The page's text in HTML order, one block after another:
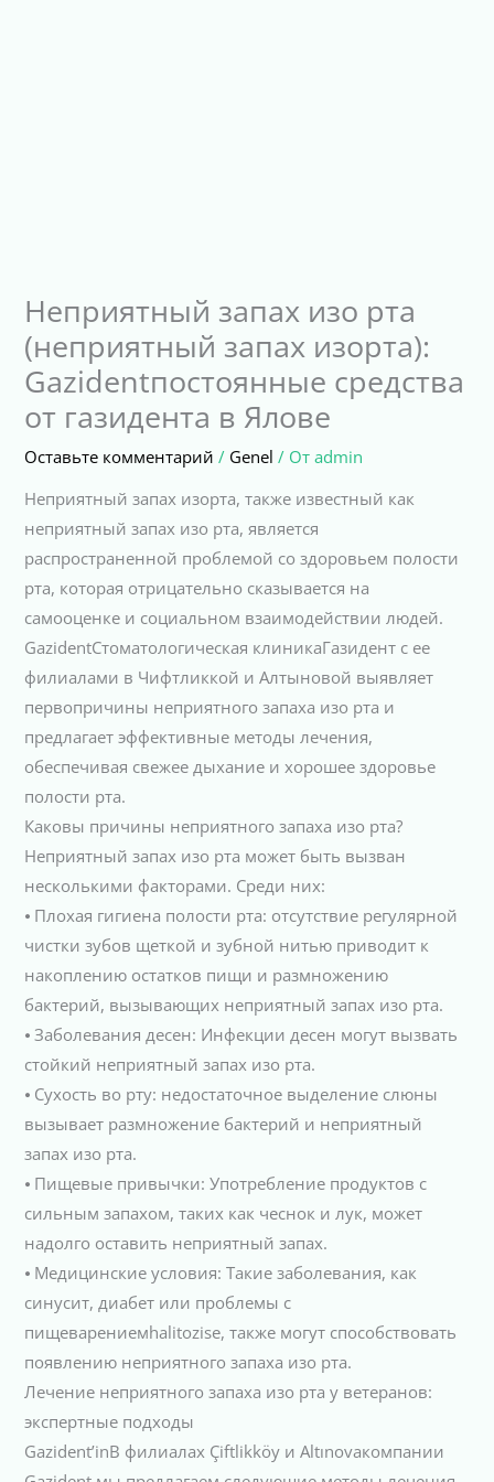
Неприятный запах изо рта
(неприятный запах изорта):
Gazidentпостоянные средства
от газидента в Ялове
Оставьте комментарий / Genel / Отadmin
Неприятный запах изорта, также известный как
неприятный запах изо рта, является
распространенной проблемой со здоровьем полости
рта, которая отрицательно сказывается на
самооценке и социальном взаимодействии людей.
GazidentСтоматологическая клиникаГазидент с ее
филиалами в Чифтликкой и Алтыновой выявляет
первопричины неприятного запаха изо рта и
предлагает эффективные методы лечения,
обеспечивая свежее дыхание и хорошее здоровье
полости рта.
Каковы причины неприятного запаха изо рта?
Неприятный запах изо рта может быть вызван
несколькими факторами. Среди них:
⦁ Плохая гигиена полости рта: отсутствие регулярной
чистки зубов щеткой и зубной нитью приводит к
накоплению остатков пищи и размножению
бактерий, вызывающих неприятный запах изо рта.
⦁ Заболевания десен: Инфекции десен могут вызвать
стойкий неприятный запах изо рта.
⦁ Сухость во рту: недостаточное выделение слюны
вызывает размножение бактерий и неприятный
запах изо рта.
⦁ Пищевые привычки: Употребление продуктов с
сильным запахом, таких как чеснок и лук, может
надолго оставить неприятный запах.
⦁ Медицинские условия: Такие заболевания, как
синусит, диабет или проблемы с
пищеварениемhalitozise, также могут способствовать
появлению неприятного запаха изо рта.
Лечение неприятного запаха изо рта у ветеранов:
экспертные подходы
Gazident’inВ филиалах Çiftlikköy и Altınovaкомпании